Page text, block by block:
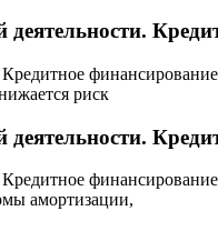
риск
амортизации,